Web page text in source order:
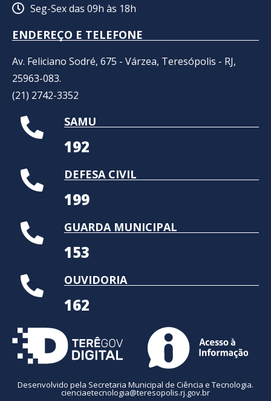
Seg-Sex das 09h às 18h
ENDEREÇO E TELEFONE
Av. Feliciano Sodré, 675 - Várzea, Teresópolis - RJ,
25963-083.
(21) 2742-3352​
SAMU
192
DEFESA CIVIL
199
GUARDA MUNICIPAL
153
OUVIDORIA
162
Desenvolvido pela Secretaria Municipal de Ciência e Tecnologia.
cienciaetecnologia@teresopolis.rj.gov.br